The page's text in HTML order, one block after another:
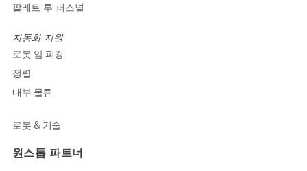
팔레트-투-퍼스널
자동화 지원
로봇 암 피킹
정렬
내부 물류
로봇 & 기술
원스톱 파트너